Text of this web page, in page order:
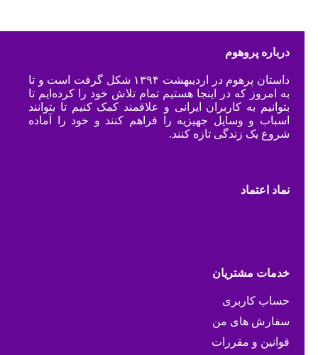
درباره پروهوم
داستان پرهوم در اردیبهشت ۱۳۹۴ شکل گرفت است و تا
به امروز که در اینجا هستیم تمام تلاش خود را کرده‌ایم تا
بتوانیم به کاربران ایرانی و علاقمند کمک کنیم تا بتوانند
اسباب و وسایل جهیزیه را فراهم کنند و خود را آماده
شروع یک زندگی تازه کنند.
نماد اعتماد
خدمات مشتریان
حساب کاربری
سفارش های من
قوانین و مقررات